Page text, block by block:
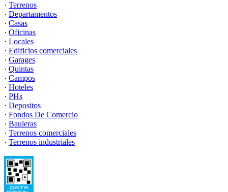
· Terrenos
· Departamentos
· Casas
· Oficinas
· Locales
· Edificios comerciales
· Garages
· Quintas
· Campos
· Hoteles
· PHs
· Depositos
· Fondos De Comercio
· Bauleras
· Terrenos comerciales
· Terrenos industriales